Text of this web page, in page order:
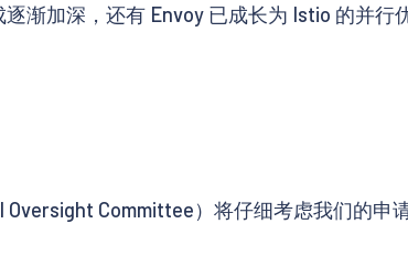
渐加深，还有 Envoy 已成长为 Istio 的并
Committee）将仔细考虑我们的申